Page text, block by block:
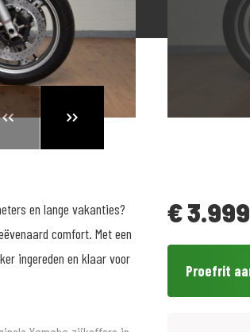
en lange vakanties?
comfort. Met een
ingereden en klaar voor
€
Proefrit